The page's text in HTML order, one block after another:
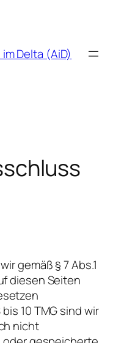
Delta (AiD)
gemäß § 7 Abs.1
diesen Seiten
10 TMG sind wir
nicht